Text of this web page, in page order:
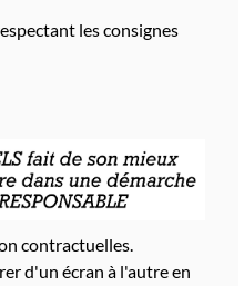
les consignes
contractuelles.
d'un écran à l'autre en